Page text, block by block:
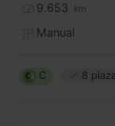
9.653 km
Manual
C 8